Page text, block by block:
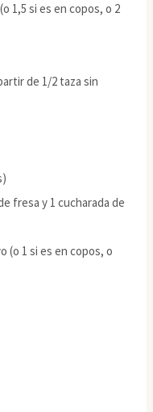
1,5 si es en copos, o 2
de 1/2 taza sin
fresa y 1 cucharada de
(o 1 si es en copos, o